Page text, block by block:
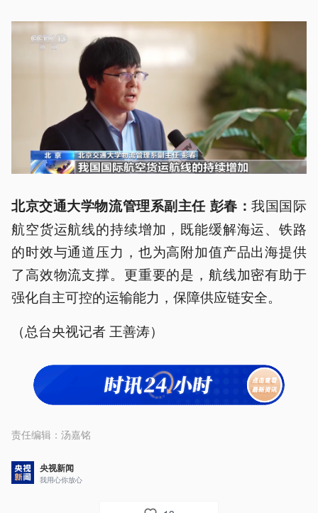
北京交通大学物流管理系副主任 彭春：我国国际
航空货运航线的持续增加，既能缓解海运、铁路
的时效与通道压力，也为高附加值产品出海提供
了高效物流支撑。更重要的是，航线加密有助于
强化自主可控的运输能力，保障供应链安全。
（总台央视记者 王善涛）
责任编辑： 汤嘉铭
央视新闻
我用心你放心